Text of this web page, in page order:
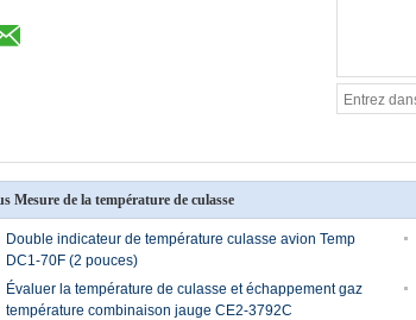
Mesure de la température de culasse
Double indicateur de température culasse avion Temp
DC1-70F (2 pouces)
Évaluer la température de culasse et échappement gaz
température combinaison jauge CE2-3792C